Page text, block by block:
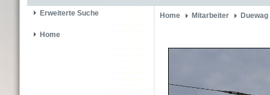
Erweiterte Suche
Home
Home Mitarbeiter